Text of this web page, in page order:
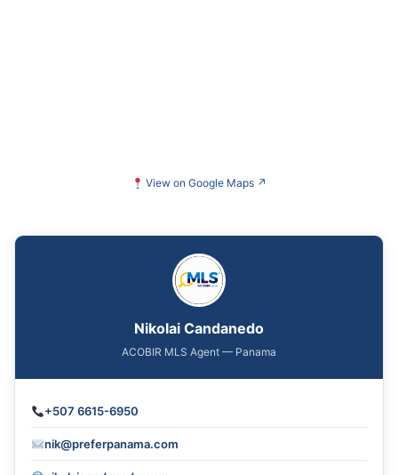
View on Google Maps ↗
Nikolai Candanedo
ACOBIR MLS Agent — Panama
+507 6615-6950
nik@preferpanama.com